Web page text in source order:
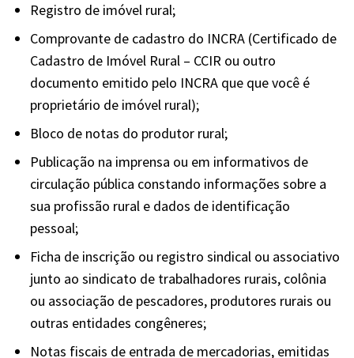
Registro de imóvel rural;
Comprovante de cadastro do INCRA (Certificado de
Cadastro de Imóvel Rural – CCIR ou outro
documento emitido pelo INCRA que que você é
proprietário de imóvel rural);
Bloco de notas do produtor rural;
Publicação na imprensa ou em informativos de
circulação pública constando informações sobre a
sua profissão rural e dados de identificação
pessoal;
Ficha de inscrição ou registro sindical ou associativo
junto ao sindicato de trabalhadores rurais, colônia
ou associação de pescadores, produtores rurais ou
outras entidades congêneres;
Notas fiscais de entrada de mercadorias, emitidas